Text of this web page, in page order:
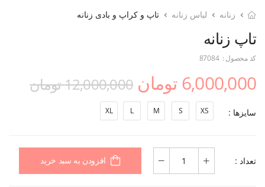
زنانه لباس زنانه تاپ و کراپ و بادی زنانه
تاپ زنانه
کد محصول : 87084
6,000,000 تومان 12,000,000 تومان
سایزها : XS
S
M
L
XL
تعداد : افزودن به سبد خرید